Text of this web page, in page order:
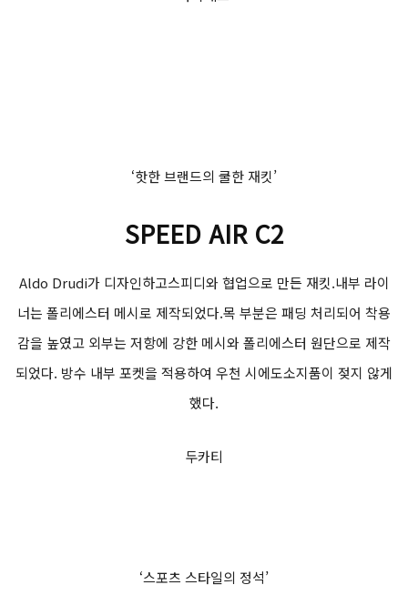
‘핫한 브랜드의 쿨한 재킷’
SPEED AIR C2
Aldo Drudi가 디자인하고스피디와 협업으로 만든 재킷.내부 라이
너는 폴리에스터 메시로 제작되었다.목 부분은 패딩 처리되어 착용
감을 높였고 외부는 저항에 강한 메시와 폴리에스터 원단으로 제작
되었다. 방수 내부 포켓을 적용하여 우천 시에도소지품이 젖지 않게
했다.
두카티
‘스포츠 스타일의 정석’